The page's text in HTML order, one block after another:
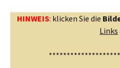
HINWEIS: klicken Sie die
Links